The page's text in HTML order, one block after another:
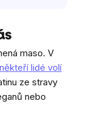
maso. V
někteří lidé volí
ze stravy
nebo